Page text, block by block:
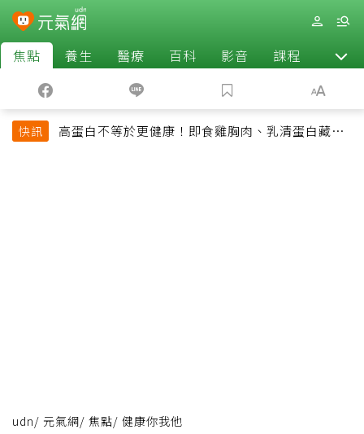
焦點 養生 醫療 百科 影音 課程 退休
快訊
高蛋白不等於更健康！即食雞胸肉、乳清蛋白藏陷
udn/ 元氣網/ 焦點/ 健康你我他